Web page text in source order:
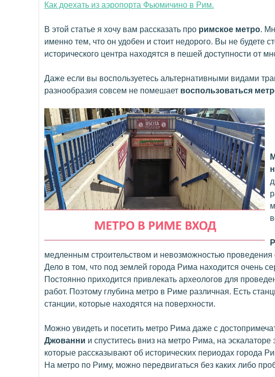
Как доехать из аэропорта Фьюмичино в Рим.
В этой статье я хочу вам рассказать про римское метро.
именно тем, что он удобен и стоит недорого. Вы не будете
исторического центра находятся в пешей доступности от
Даже если вы воспользуетесь альтернативными видами
разнообразия совсем не помешает воспользоваться
медленным строительством и невозможностью проведения
Дело в том, что под землей города Рима находится очень
Постоянно приходится привлекать археологов для
работ. Поэтому глубина метро в Риме различная. Есть
станции, которые находятся на поверхности.
Можно увидеть и посетить метро Рима даже с
Джованни и спуститесь вниз на метро Рима, на эскалаторе
которые рассказывают об исторических периодах города
На метро по Риму, можно передвигаться без каких либо